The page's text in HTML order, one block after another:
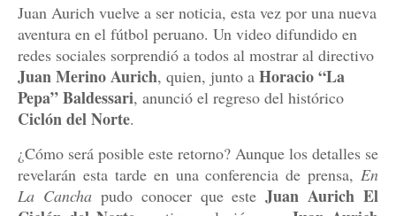
Juan Aurich vuelve a ser noticia, esta vez por una nueva
aventura en el fútbol peruano. Un video difundido en
redes sociales sorprendió a todos al mostrar al directivo
Juan Merino Aurich, quien, junto a Horacio “La
Pepa” Baldessari, anunció el regreso del histórico
Ciclón del Norte.
¿Cómo será posible este retorno? Aunque los detalles se
revelarán esta tarde en una conferencia de prensa, En
La Canchapudo conocer que esteJuan Aurich El